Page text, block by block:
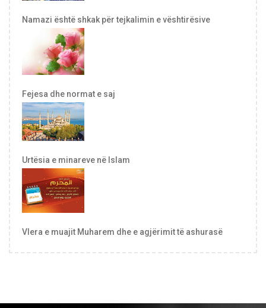
Namazi është shkak për tejkalimin e vështirësive
Fejesa dhe normat e saj
Urtësia e minareve në Islam
Vlera e muajit Muharem dhe e agjërimit të ashurasë